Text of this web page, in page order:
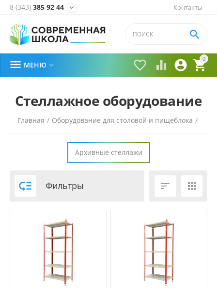
Контакты
8 (343) 385 92 44 
0


 

 МЕНЮ 
Стеллажное оборудование
Главная / Оборудование для столовой и пищеблока /
Архивные стеллажи
 Фильтры  